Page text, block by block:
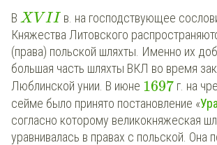
В X V II в. на господствующее
Княжества Литовского
(права) польской шляхты. Именно их
большая часть шляхты ВКЛ во время
Люблинской унии. В июне 1697 г. на
сейме было принято постановление «
согласно которому великокняжеская
уравнивалась в правах с польской. Она